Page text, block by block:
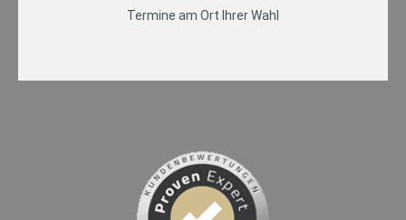
Termine am Ort Ihrer Wahl